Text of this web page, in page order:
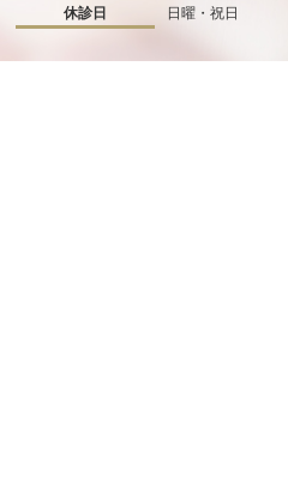
休診日 日曜・祝日